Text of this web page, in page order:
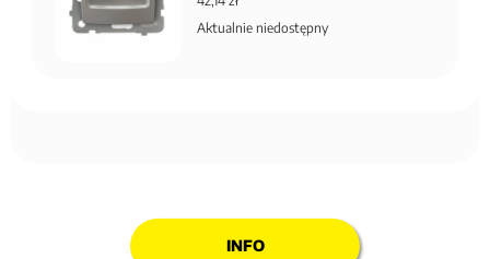
Aktualnie niedostępny
INFO